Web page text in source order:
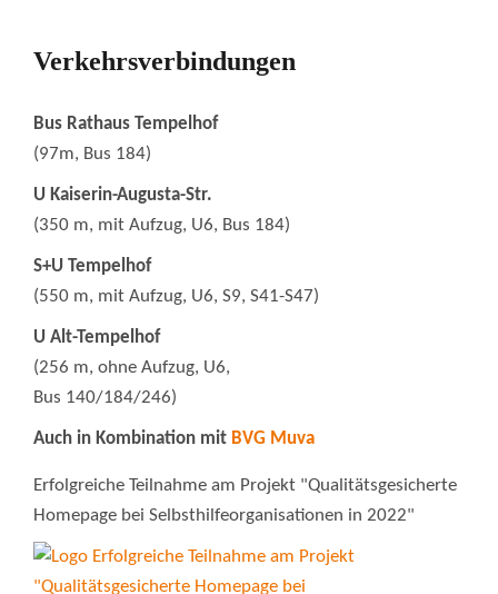
Verkehrsverbindungen
Bus Rathaus Tempelhof
(97m, Bus 184)
U Kaiserin-Augusta-Str.
(350 m, mit Aufzug, U6, Bus 184)
S+U Tempelhof
(550 m, mit Aufzug, U6, S9, S41-S47)
U Alt-Tempelhof
(256 m, ohne Aufzug, U6,
Bus 140/184/246)
Auch in Kombination mit BVG Muva
Erfolgreiche Teilnahme am Projekt "Qualitätsgesicherte
Homepage bei Selbsthilfeorganisationen in 2022"